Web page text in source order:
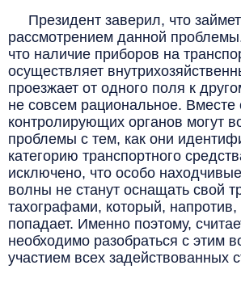
Президент заверил, что
рассмотрением данной
что наличие приборов на
осуществляет
проезжает от одного поля к
не совсем рациональное. Вместе
контролирующих органов могут
проблемы с тем, как они
категорию транспортного
исключено, что особо
волны не станут оснащать свой
тахографами, который,
попадает. Именно поэтому,
необходимо разобраться с этим
участием всех задействованных